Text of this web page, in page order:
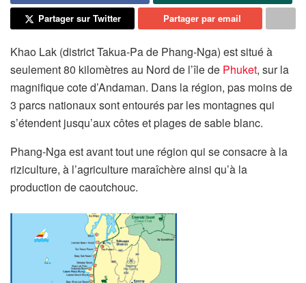
Partager sur Twitter
Partager par email
Khao Lak (district Takua-Pa de Phang-Nga) est situé à
seulement 80 kilomètres au Nord de l’île de Phuket, sur la
magnifique cote d’Andaman. Dans la région, pas moins de
3 parcs nationaux sont entourés par les montagnes qui
s’étendent jusqu’aux côtes et plages de sable blanc.
Phang-Nga est avant tout une région qui se consacre à la
riziculture, à l’agriculture maraîchère ainsi qu’à la
production de caoutchouc.